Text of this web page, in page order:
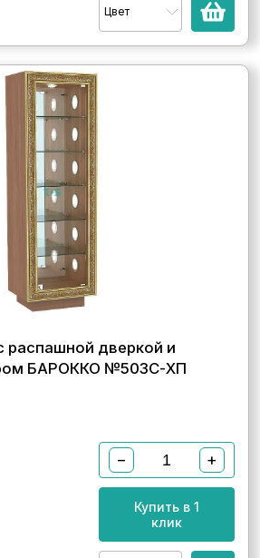
Цвет
распашной дверкой и
БАРОККО №503С-ХП
− +
Купить в 1
клик